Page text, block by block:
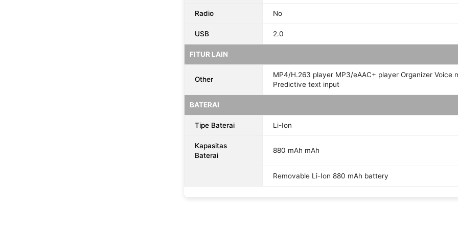
Radio No
USB 2.0
FITUR LAIN
Other
MP4/H.263 player MP3/eAAC+ player Organizer Voice
Predictive text input
BATERAI
Tipe Baterai Li-Ion
Kapasitas
Baterai
880 mAh mAh
Removable Li-Ion 880 mAh battery